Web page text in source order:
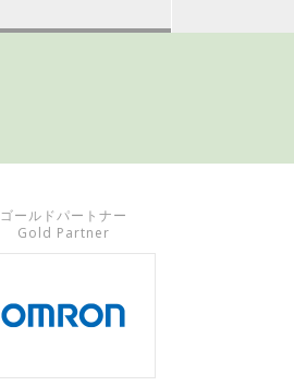
ゴールドパートナー
Gold Partner